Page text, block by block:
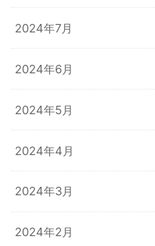
2024年7月
2024年6月
2024年5月
2024年4月
2024年3月
2024年2月